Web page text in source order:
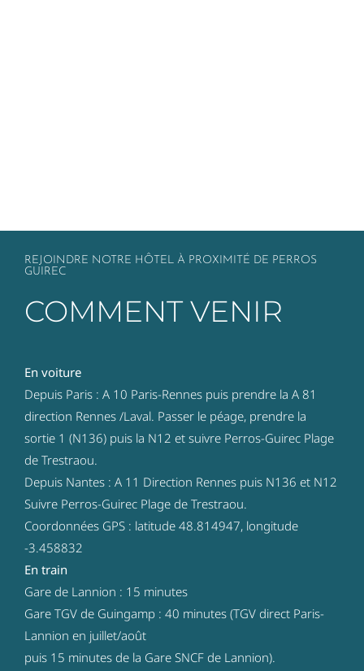
REJOINDRE NOTRE HÔTEL À PROXIMITÉ DE PERROS
GUIREC
COMMENT VENIR
En voiture
Depuis Paris : A 10 Paris-Rennes puis prendre la A 81
direction Rennes /Laval. Passer le péage, prendre la
sortie 1 (N136) puis la N12 et suivre Perros-Guirec Plage
de Trestraou.
Depuis Nantes : A 11 Direction Rennes puis N136 et N12
Suivre Perros-Guirec Plage de Trestraou.
Coordonnées GPS : latitude 48.814947, longitude
-3.458832
En train
Gare de Lannion : 15 minutes
Gare TGV de Guingamp : 40 minutes (TGV direct Paris-
Lannion en juillet/août
puis 15 minutes de la Gare SNCF de Lannion).